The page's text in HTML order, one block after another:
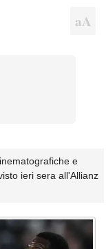
e
ieri sera all'Allianz